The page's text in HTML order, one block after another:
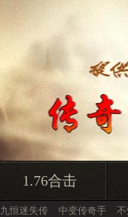
1.76合击
九恒迷失传 中变传奇手